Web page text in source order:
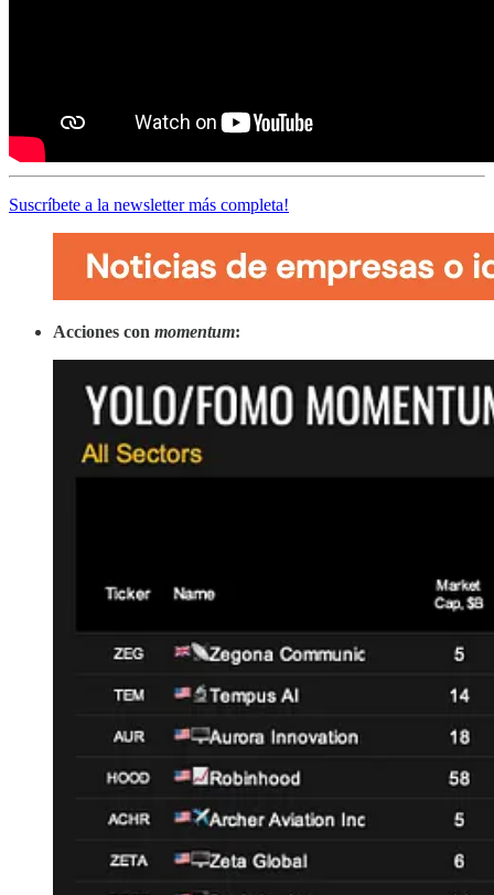
Suscríbete a la newsletter más completa!
Acciones con momentum: